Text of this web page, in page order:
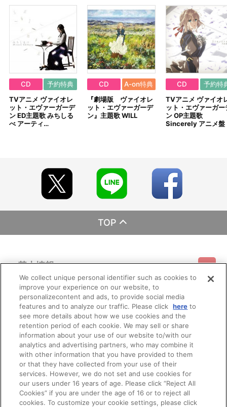
CD
予約特典
TVアニメ ヴァイオレ
ット・エヴァーガーデ
ン ED主題歌 みちしる
べ アーティ…
CD
A-on特典
『劇場版 ヴァイオレ
ット・エヴァーガーデ
ン』主題歌 WILL
CD
予約特
TVアニメ ヴァイオ
ット・エヴァーガー
ン OP主題歌
Sincerely アニメ盤
TOP
基本情報
利用規約 特定商取引法に基づく表示 プライバシーポリシー
プライバシーオプション 会社概要
ご利用情報
ご利用ガイド サイトマップ お問い合わせ
Do Not Sell or Share My Personal Information
会員メニュー
ログイン 会員規約 新規会員登録
その他のご案内
公式X バンダイナムコフィルムワークス
We collect unique personal identifier such as cookies to
improve your experience on our website, to
personalizecontent and ads, to provide social media
features and to analyze our traffic. Please click here to
see more details about how we use cookies and the
retention period of each cookie. We may sell or share
information about your use of our website to/with our
analytics and advertising partners, who may combine it
with other information that you have provided to them
or that they have collected from your use of their
services. However, we do not set and use cookies for
our users under 16 years of age. Please click “Reject All
Cookies” if you are under the age of 16 or to reject all
cookies. To customize your cookie settings, please click